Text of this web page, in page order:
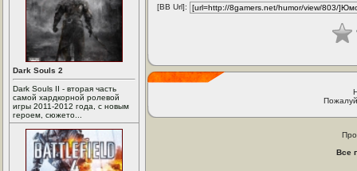
Dark Souls 2
Dark Souls II - вторая часть
самой хардкорной ролевой
игры 2011-2012 года, с новым
героем, сюжето...
[BB Url]:
Все